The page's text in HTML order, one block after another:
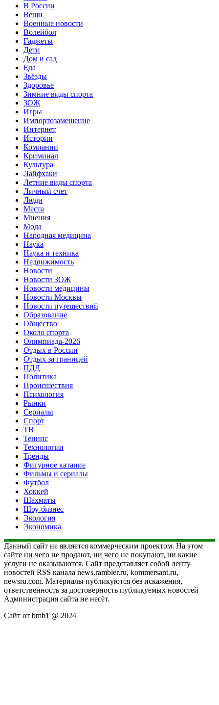
В России
Вещи
Военные новости
Волейбол
Гаджеты
Дети
Дом и сад
Еда
Звёзды
Здоровье
Зимние виды спорта
ЗОЖ
Игры
Импортозамещение
Интернет
Истории
Компании
Криминал
Культура
Лайфхаки
Летние виды спорта
Личный счет
Люди
Места
Мнения
Мода
Народная медицина
Наука
Наука и техника
Недвижимость
Новости
Новости ЗОЖ
Новости медицины
Новости Москвы
Новости путешествий
Образование
Общество
Около спорта
Олимпиада-2026
Отдых в России
Отдых за границей
ПДД
Политика
Происшествия
Психология
Рынки
Сериалы
Спорт
ТВ
Теннис
Технологии
Тренды
Фигурное катание
Фильмы и сериалы
Футбол
Хоккей
Шахматы
Шоу-бизнес
Экология
Экономика
Данный сайт не является коммерческим проектом. На этом
сайте ни чего не продают, ни чего не покупают, ни какие
услуги не оказываются. Сайт представляет собой ленту
новостей RSS канала news.rambler.ru, kommersant.ru,
newsru.com. Материалы публикуются без искажения,
ответственность за достоверность публикуемых новостей
Администрация сайта не несёт.
Сайт от bmb1 @ 2024